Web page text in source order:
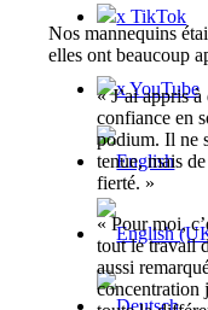
x TikTok
x YouTube
Nos mannequins
elles ont beaucoup
« J’ai appris
confiance en
podium. Il ne
tenue, mais
fierté. »
« Pour moi,
tout le travail
aussi
concentration